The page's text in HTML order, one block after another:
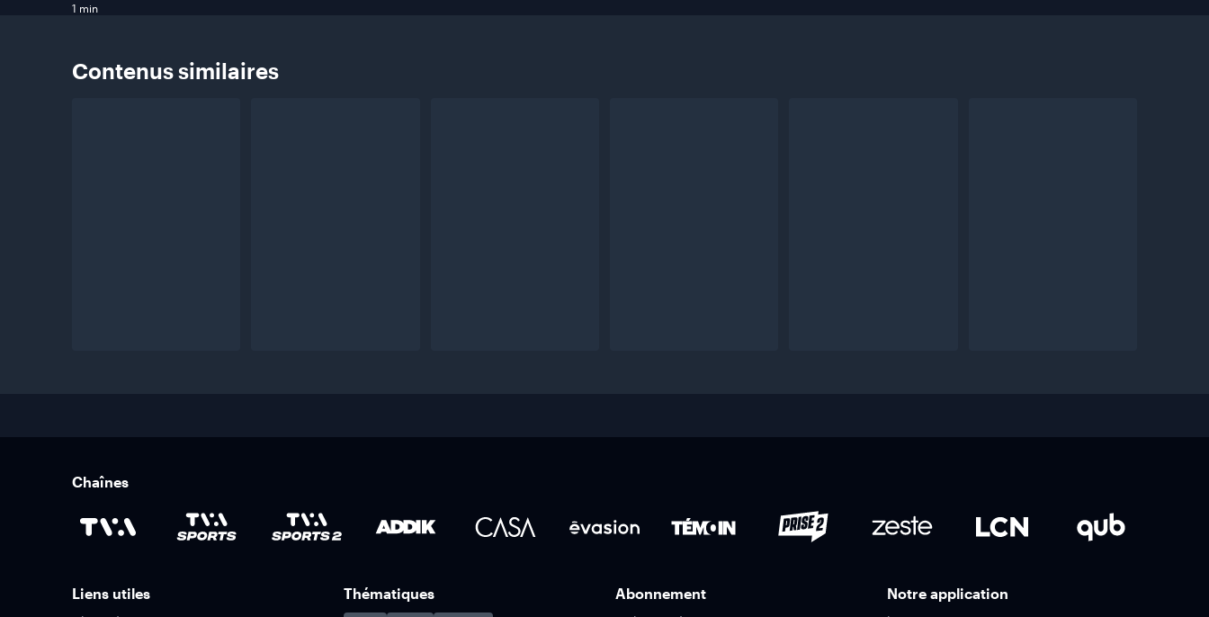
1 min
Contenussimilaires
Chaînes
Liens utiles Thématiques Abonnement Notre application